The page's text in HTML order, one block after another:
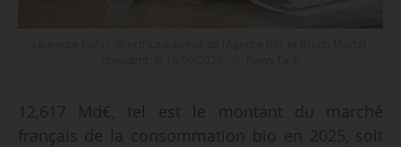
12,617 Md€, tel est le montant du marché
français de la consommation bio en 2025, soit